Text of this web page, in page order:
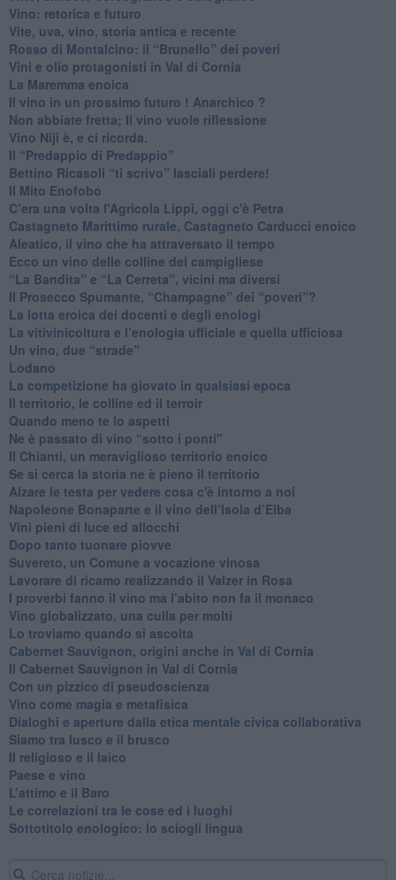
​Vino: retorica e futuro
​Vite, uva, vino, storia antica e recente
​Rosso di Montalcino: il “Brunello” dei poveri
Vini e olio protagonisti in Val di Cornia
​La Maremma enoica
Il vino in un prossimo futuro ! Anarchico ?
​Non abbiate fretta; Il vino vuole riflessione
​Vino Niji è, e ci ricorda.
Il “Predappio di Predappio”
Bettino Ricasoli “ti scrivo” lasciali perdere!
Il Mito Enofobo
​C’era una volta l'Agricola Lippi, oggi c'è Petra
​Castagneto Marittimo rurale, Castagneto Carducci enoico
Aleatico, il vino che ha attraversato il tempo
Ecco un vino delle colline del campigliese
“La Bandita” e “La Cerreta”, vicini ma diversi
​Il Prosecco Spumante, “Champagne” dei “poveri”?
​La lotta eroica dei docenti e degli enologi
​La vitivinicoltura e l’enologia ufficiale e quella ufficiosa
​Un vino, due “strade”
Lodano
​La competizione ha giovato in qualsiasi epoca
Il territorio, le colline ed il terroir
Quando meno te lo aspetti
​Ne è passato di vino “sotto i ponti"
​Il Chianti, un meraviglioso territorio enoico
​Se si cerca la storia ne è pieno il territorio
Alzare le testa per vedere cosa c'è intorno a noi
​Napoleone Bonaparte e il vino dell’Isola d’Elba
Vini pieni di luce ed allocchi
Dopo tanto tuonare piovve
Suvereto, un Comune a vocazione vinosa
Lavorare di ricamo realizzando il Valzer in Rosa
​I proverbi fanno il vino ma l’abito non fa il monaco
Vino globalizzato, una culla per molti
Lo troviamo quando si ascolta
Cabernet Sauvignon, origini anche in Val di Cornia
Il Cabernet Sauvignon in Val di Cornia
Con un pizzico di pseudoscienza
​Vino come magia e metafisica
Dialoghi e aperture dalla etica mentale civica collaborativa
Siamo tra lusco e il brusco
Il religioso e il laico
​Paese e vino
L’attimo e il Baro
Le correlazioni tra le cose ed i luoghi
​Sottotitolo enologico: lo sciogli lingua